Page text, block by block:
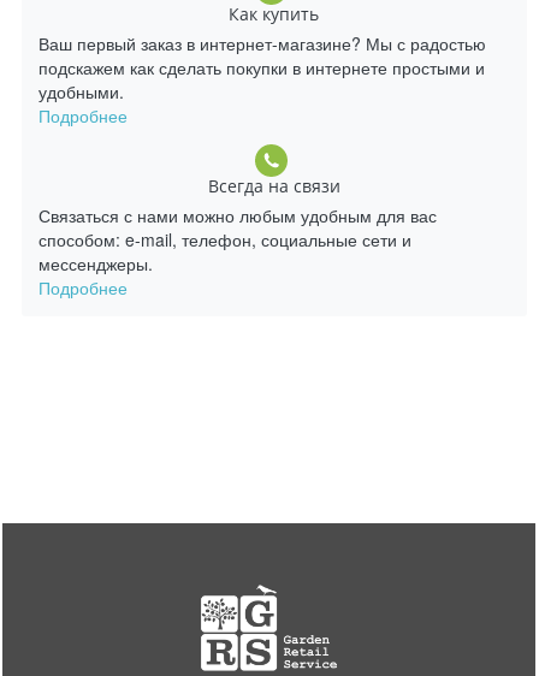
Как купить
Ваш первый заказ в интернет-магазине? Мы с радостью
подскажем как сделать покупки в интернете простыми и
удобными.
Подробнее
Всегда на связи
Связаться с нами можно любым удобным для вас
способом: e-mail, телефон, социальные сети и
мессенджеры.
Подробнее